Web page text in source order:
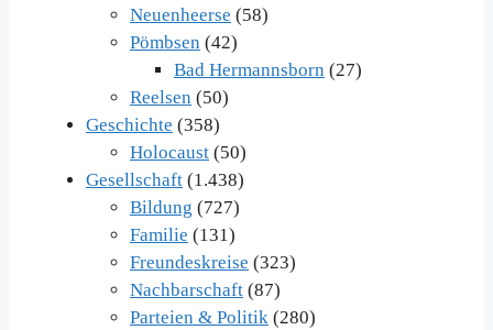
Neuenheerse (58)
Pömbsen (42)
Bad Hermannsborn (27)
Reelsen (50)
Geschichte (358)
Holocaust (50)
Gesellschaft (1.438)
Bildung (727)
Familie (131)
Freundeskreise (323)
Nachbarschaft (87)
Parteien & Politik (280)